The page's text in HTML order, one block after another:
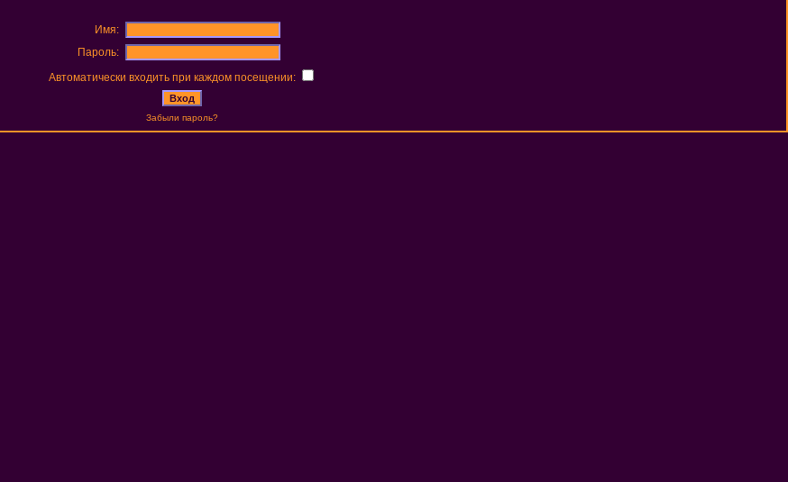
Имя:
Пароль:
Автоматически входить при каждом посещении:
Забыли пароль?